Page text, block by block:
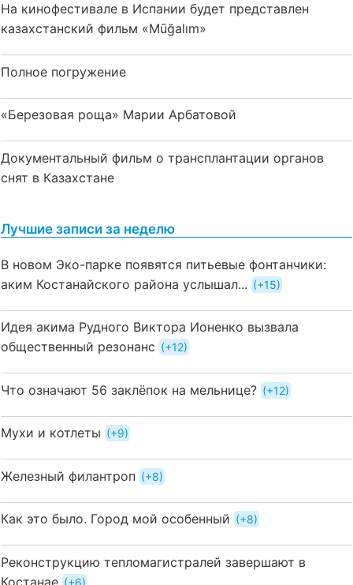
На кинофестивале в Испании будет представлен
казахстанский фильм «Mūğalım»
Полное погружение
«Березовая роща» Марии Арбатовой
Документальный фильм о трансплантации органов
снят в Казахстане
Лучшие записи за неделю
В новом Эко-парке появятся питьевые фонтанчики:
аким Костанайского района услышал...
+15
Идея акима Рудного Виктора Ионенко вызвала
общественный резонанс
+12
Что означают 56 заклёпок на мельнице? +12
Мухи и котлеты +9
Железный филантроп +8
Как это было. Город мой особенный +8
Реконструкцию тепломагистралей завершают в
Костанае
+6